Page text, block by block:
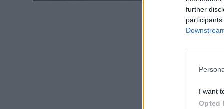
further
I want
Opted